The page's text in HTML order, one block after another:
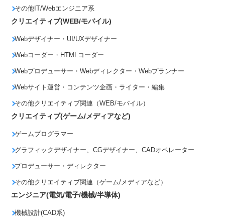
その他IT/Webエンジニア系
クリエイティブ(WEB/モバイル)
Webデザイナー・UI/UXデザイナー
Webコーダー・HTMLコーダー
Webプロデューサー・Webディレクター・Webプランナー
Webサイト運営・コンテンツ企画・ライター・編集
その他クリエイティブ関連（WEB/モバイル）
クリエイティブ(ゲーム/メディアなど)
ゲームプログラマー
グラフィックデザイナー、CGデザイナー、CADオペレーター
プロデューサー・ディレクター
その他クリエイティブ関連（ゲーム/メディアなど）
エンジニア(電気/電子/機械/半導体)
機械設計(CAD系)